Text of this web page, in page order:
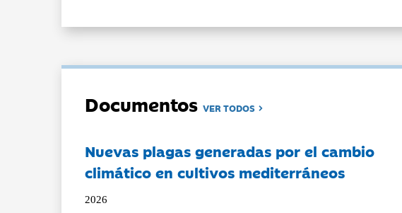
DocumentosVER TODOS
Nuevas plagas generadas por el cambio
climático en cultivos mediterráneos
2026